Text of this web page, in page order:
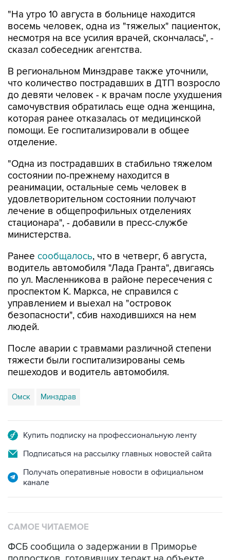
несмотря на все усилия врачей, скончалась", -
сказал собеседник агентства.
В региональном Минздраве также уточнили,
до девяти человек - к врачам после ухудшения
самочувствия обратилась еще одна женщина,
которая ранее отказалась от медицинской
помощи. Ее госпитализировали в общее
отделение.
"Одна из пострадавших в стабильно тяжелом
реанимации, остальные семь человек в
удовлетворительном состоянии получают
лечение в общепрофильных отделениях
стационара", - добавили в пресс-службе
министерства.
Ранеесообщалось
по ул. Масленникова в районе пересечения с
проспектом К. Маркса, не справился с
управлением и выехал на "островок
безопасности", сбив находившихся на нем
людей.
После аварии с травмами различной степени
пешеходов и водитель автомобиля.
Омск Минздрав
Подписаться на рассылку главных новостей сайта
Получать оперативные новости в официальном
ФСБ сообщила о задержании в Приморье
Росгвардии